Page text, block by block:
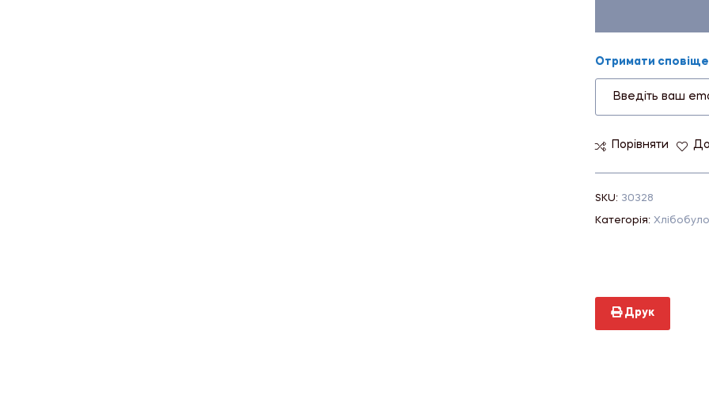
Отримати
Порівняти
SKU: 30328
Категорія:
Друк